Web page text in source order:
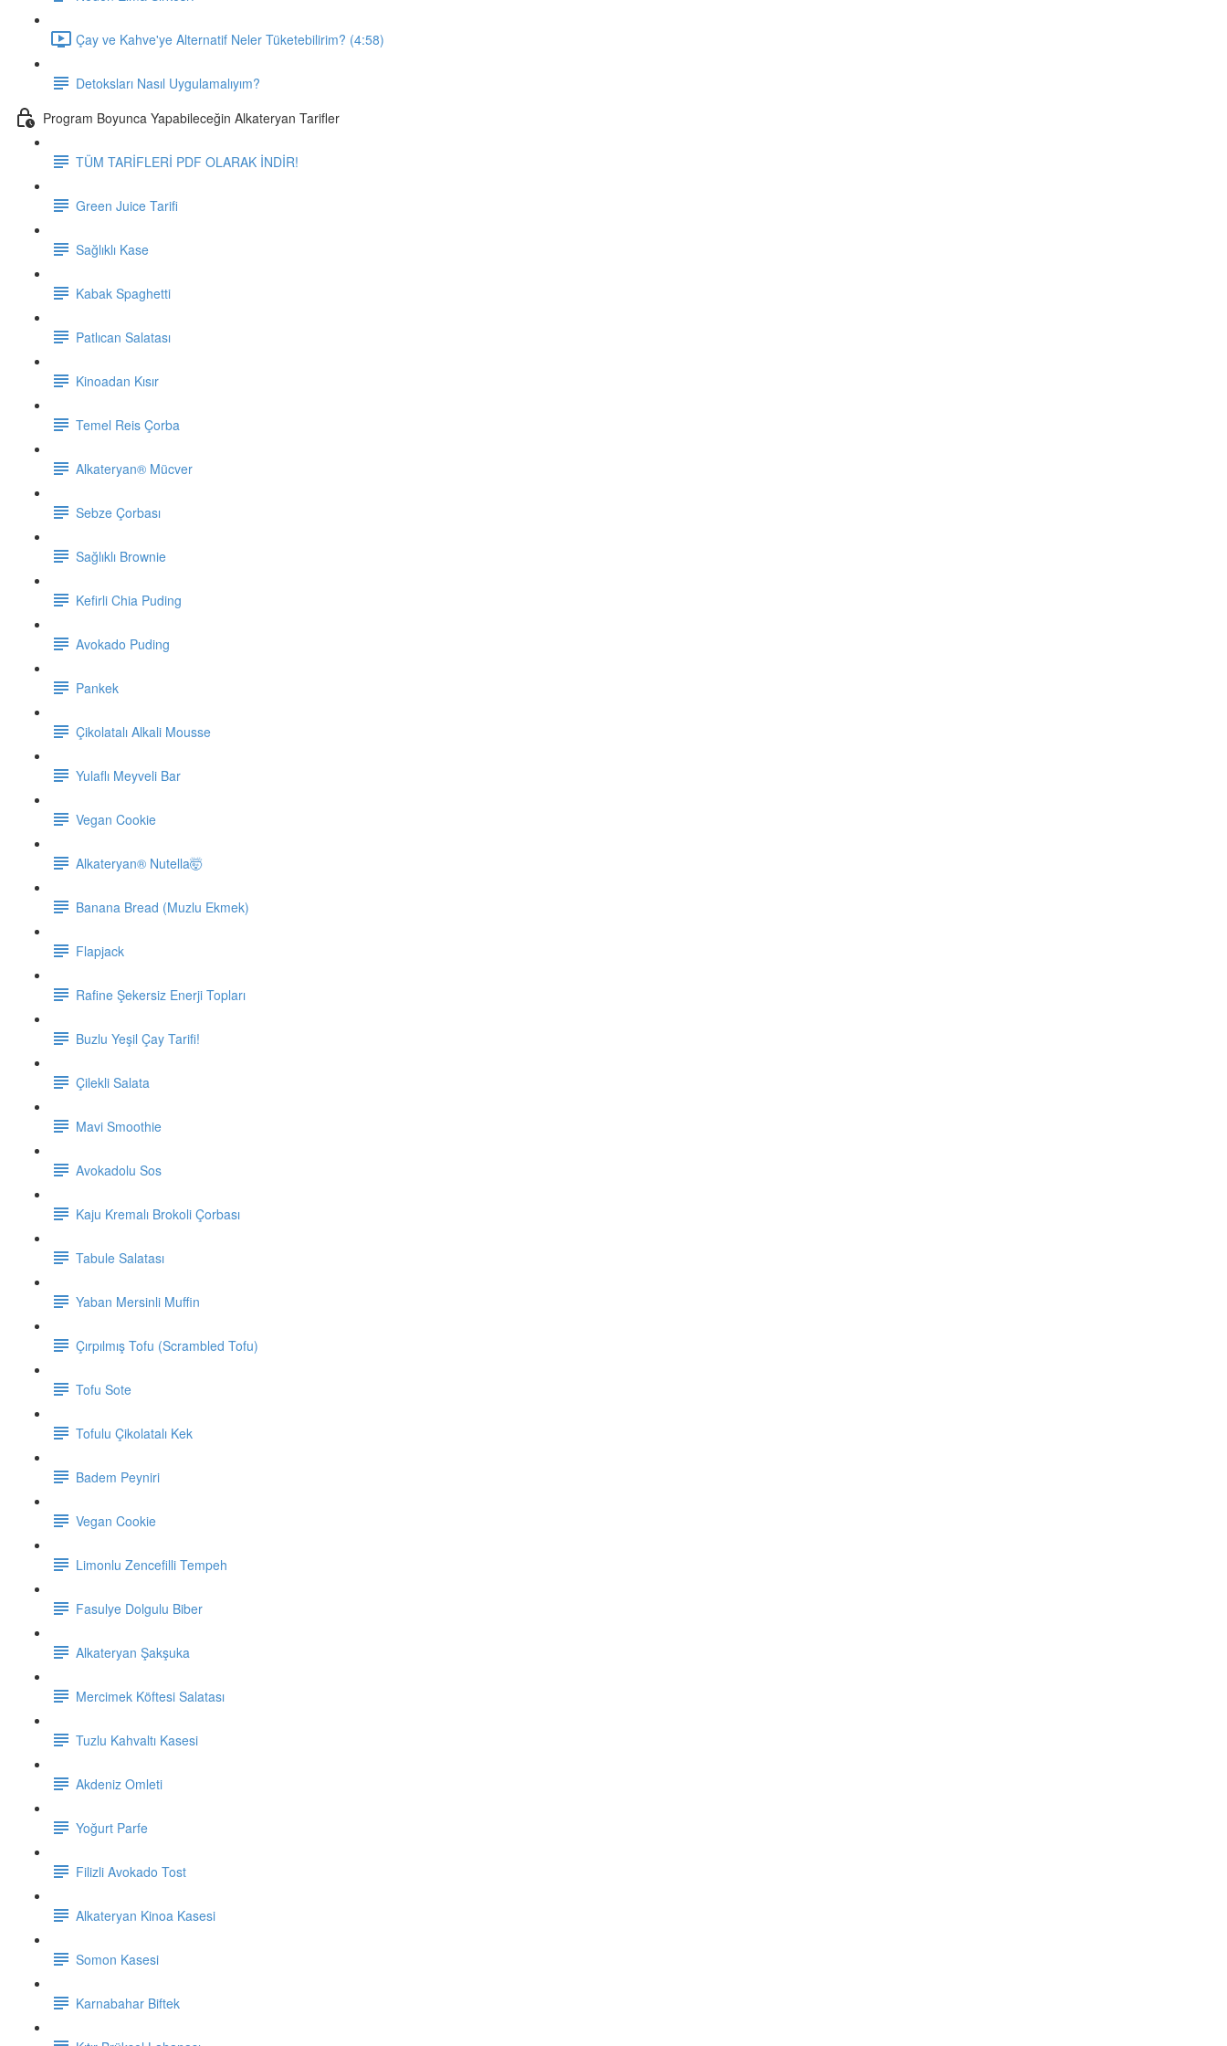
Çay ve Kahve'ye Alternatif Neler Tüketebilirim? (4:58)
Detoksları Nasıl Uygulamalıyım?
Program Boyunca Yapabileceğin Alkateryan Tarifler
TÜM TARİFLERİ PDF OLARAK İNDİR!
Green Juice Tarifi
Sağlıklı Kase
Kabak Spaghetti
Patlıcan Salatası
Kinoadan Kısır
Temel Reis Çorba
Alkateryan® Mücver
Sebze Çorbası
Sağlıklı Brownie
Kefirli Chia Puding
Avokado Puding
Pankek
Çikolatalı Alkali Mousse
Yulaflı Meyveli Bar
Vegan Cookie
Alkateryan® Nutella🤯
Banana Bread (Muzlu Ekmek)
Flapjack
Rafine Şekersiz Enerji Topları
Buzlu Yeşil Çay Tarifi!
Çilekli Salata
Mavi Smoothie
Avokadolu Sos
Kaju Kremalı Brokoli Çorbası
Tabule Salatası
Yaban Mersinli Muffin
Çırpılmış Tofu (Scrambled Tofu)
Tofu Sote
Tofulu Çikolatalı Kek
Badem Peyniri
Vegan Cookie
Limonlu Zencefilli Tempeh
Fasulye Dolgulu Biber
Alkateryan Şakşuka
Mercimek Köftesi Salatası
Tuzlu Kahvaltı Kasesi
Akdeniz Omleti
Yoğurt Parfe
Filizli Avokado Tost
Alkateryan Kinoa Kasesi
Somon Kasesi
Karnabahar Biftek